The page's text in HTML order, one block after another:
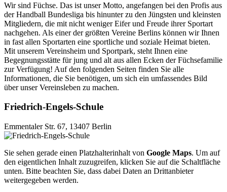
Wir sind Füchse. Das ist unser Motto, angefangen bei den Profis aus
der Handball Bundesliga bis hinunter zu den Jüngsten und kleinsten
Mitgliedern, die mit nicht weniger Eifer und Freude ihrer Sportart
nachgehen. Als einer der größten Vereine Berlins können wir Ihnen
in fast allen Sportarten eine sportliche und soziale Heimat bieten.
Mit unserem Vereinsheim und Sportpark, steht Ihnen eine
Begegnungsstätte für jung und alt aus allen Ecken der Füchsefamilie
zur Verfügung! Auf den folgenden Seiten finden Sie alle
Informationen, die Sie benötigen, um sich ein umfassendes Bild
über unser Vereinsleben zu machen.
Friedrich-Engels-Schule
Emmentaler Str. 67, 13407 Berlin
Sie sehen gerade einen Platzhalterinhalt von Google Maps. Um auf
den eigentlichen Inhalt zuzugreifen, klicken Sie auf die Schaltfläche
unten. Bitte beachten Sie, dass dabei Daten an Drittanbieter
weitergegeben werden.